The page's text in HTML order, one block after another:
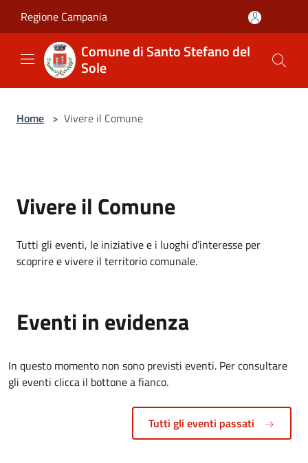
Regione Campania
Comune di Santo Stefano del
Sole
Home > Vivere il Comune
Vivere il Comune
Tutti gli eventi, le iniziative e i luoghi d’interesse per
scoprire e vivere il territorio comunale.
Eventi in evidenza
In questo momento non sono previsti eventi. Per consultare
gli eventi clicca il bottone a fianco.
Tutti gli eventi passati